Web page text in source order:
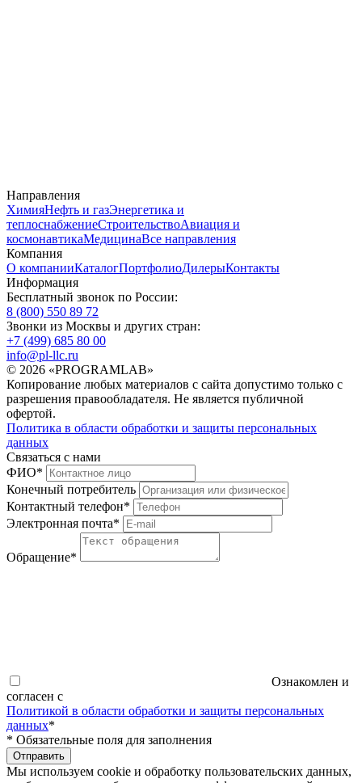
Направления
ХимияНефть и газЭнергетика и
теплоснабжениеСтроительствоАвиация и
космонавтикаМедицинаВсе направления
Компания
О компанииКаталогПортфолиоДилерыКонтакты
Информация
Бесплатный звонок по России:
8 (800) 550 89 72
Звонки из Москвы и других стран:
+7 (499) 685 80 00
info@pl-llc.ru
© 2026 «PROGRAMLAB»
Копирование любых материалов с сайта допустимо только с
разрешения правообладателя. Не является публичной
офертой.
Политика в области обработки и защиты персональных
данных
Связаться с нами
ФИО*
Конечный потребитель
Контактный телефон*
Электронная почта*
Обращение*
Ознакомлен и
согласен с
Политикой в области обработки и защиты персональных
данных*
* Обязательные поля для заполнения
Отправить
Мы используем cookie и обработку пользовательских данных,